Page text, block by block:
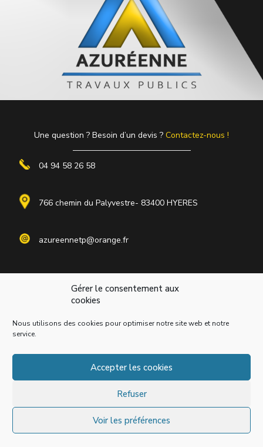
Gérer le consentement aux
cookies
Nous utilisons des cookies pour optimiser notre site web et notre
service.
Accepter les cookies
Refuser
Voir les préférences
Une question ? Besoin d’un devis ? Contactez-nous !
04 94 58 26 58
766 chemin du Palyvestre- 83400 HYERES
azureennetp@orange.fr
Services
Azuréenne de Travaux Publics
Mentions légales